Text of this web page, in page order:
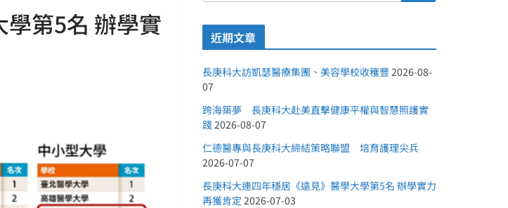
第5名 辦學實
近期文章
長庚科大訪凱瑟醫療集團、美容學校收穫豐 2026-08-
07
跨海築夢 長庚科大赴美直擊健康平權與智慧照護實
踐2026-08-07
仁德醫專與長庚科大締結策略聯盟 培育護理尖兵
2026-07-07
長庚科大連四年穩居《遠見》醫學大學第5名 辦學實力
再獲肯定 2026-07-03